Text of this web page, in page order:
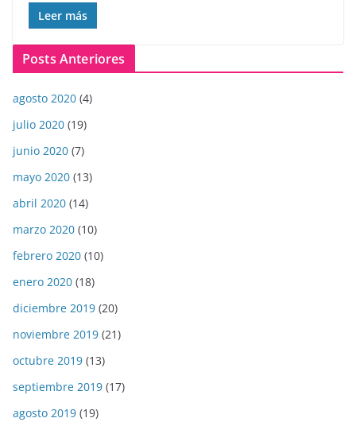
Leer más
Posts Anteriores
agosto 2020 (4)
julio 2020 (19)
junio 2020 (7)
mayo 2020 (13)
abril 2020 (14)
marzo 2020 (10)
febrero 2020 (10)
enero 2020 (18)
diciembre 2019 (20)
noviembre 2019 (21)
octubre 2019 (13)
septiembre 2019 (17)
agosto 2019 (19)